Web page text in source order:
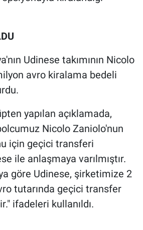
Udinese takımının Nicolo
avro kiralama bedeli
yapılan açıklamada,
Nicolo Zaniolo'nun
için geçici transferi
ile anlaşmaya varılmıştır.
göre Udinese, şirketimize 2
tutarında geçici transfer
ifadeleri kullanıldı.